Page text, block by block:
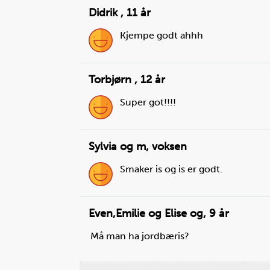
Steg6
Hold en hånd på lokket og skru på
blenderen med den andre hånden. La
den stå på til alt er godt blandet.
Didrik , 11 år
Kjempe godt ahhh
Torbjørn , 12 år
Super got!!!!
Sylvia og m, voksen
Smaker is og is er godt.
Even,Emilie og Elise og, 9 år
Må man ha jordbæris?